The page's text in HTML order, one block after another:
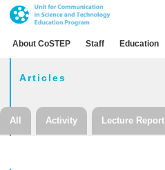
About CoSTEP Staff Education
Articles
All Activity Lecture Report